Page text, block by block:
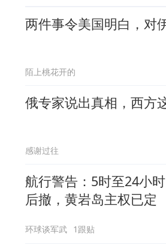
两件事令美国明白，对
陌上桃花开的
俄专家说出真相，西方
感谢过往
航行警告：5时至24小
后撤，黄岩岛主权已定
环球谈军武 1跟贴